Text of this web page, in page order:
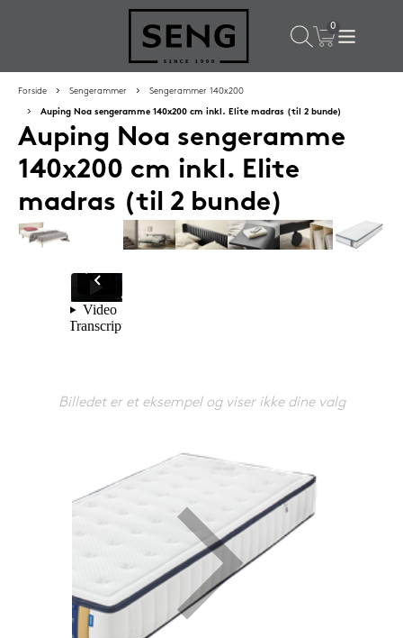
Populære valg til dig
16%
Silvana Support hovedpude 50x65 cm Grenat (rød)
Forside Sengerammer Sengerammer 140x200
Auping Noa sengeramme 140x200 cm inkl. Elite madras (til 2 bunde)
Auping Noa sengeramme
140x200 cm inkl. Elite
madras (til 2 bunde)
Billedet er et eksempel og viser ikke dine valg